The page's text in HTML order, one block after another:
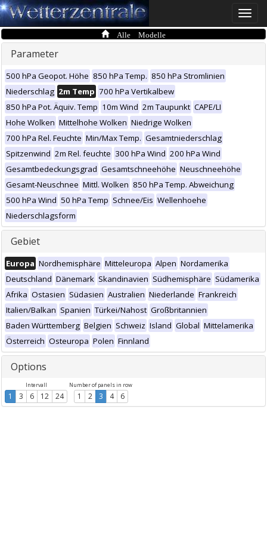
Toggle
Alle Modelle
Parameter
500 hPa Geopot. Höhe 850 hPa Temp. 850 hPa Stromlinien
Niederschlag 2m Temp 700 hPa Vertikalbew
850 hPa Pot. Äquiv. Temp 10m Wind 2m Taupunkt CAPE/LI
Hohe Wolken Mittelhohe Wolken Niedrige Wolken
700 hPa Rel. Feuchte Min/Max Temp. Gesamtniederschlag
Spitzenwind 2m Rel. feuchte 300 hPa Wind 200 hPa Wind
Gesamtbedeckungsgrad Gesamtschneehöhe Neuschneehöhe
Gesamt-Neuschnee Mittl. Wolken 850 hPa Temp. Abweichung
500 hPa Wind 50 hPa Temp Schnee/Eis Wellenhoehe
Niederschlagsform
Gebiet
Europa Nordhemisphäre Mitteleuropa Alpen Nordamerika
Deutschland Dänemark Skandinavien Südhemisphäre Südamerika
Afrika Ostasien Südasien Australien Niederlande Frankreich
Italien/Balkan Spanien Türkei/Nahost Großbritannien
Baden Württemberg Belgien Schweiz Island Global Mittelamerika
Österreich Osteuropa Polen Finnland
Options
Intervall
1 3 6 12 24
Number of panels in row
1 2 3 4 6